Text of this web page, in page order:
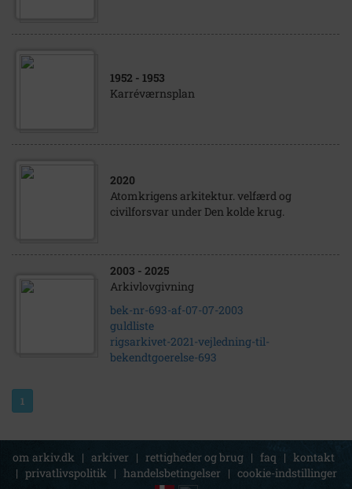
1952 - 1953
Karréværnsplan
2020
Atomkrigens arkitektur. velfærd og
civilforsvar under Den kolde krug.
2003 - 2025
Arkivlovgivning
bek-nr-693-af-07-07-2003
guldliste
rigsarkivet-2021-vejledning-til-
bekendtgoerelse-693
1
om arkiv.dk | arkiver | rettigheder og brug | faq | kontakt
| privatlivspolitik | handelsbetingelser | cookie-indstillinger